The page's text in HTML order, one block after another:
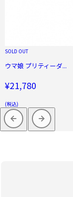
SOLD OUT
ウマ娘 プリティーダ...
¥21,780
(税込)